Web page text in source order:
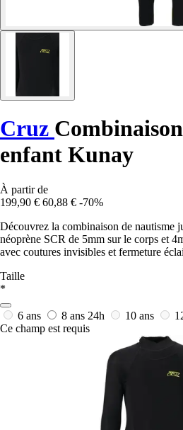
Cruz
enfant Kunay
À partir de
199,90 € 60,88 € -70%
Découvrez la combinaison de nautisme
néoprène SCR de 5mm sur le corps et
avec coutures invisibles et fermeture
Taille
*
6 ans 8 ans 24h 10 ans
Ce champ est requis